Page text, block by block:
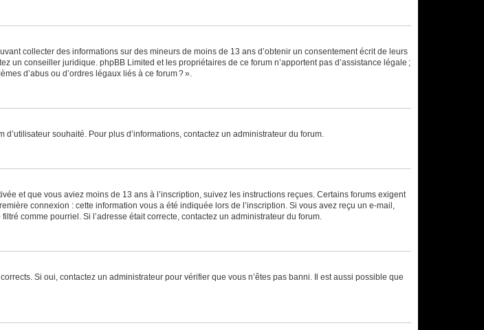
collecter des informations sur des mineurs de moins de 13 ans d’obtenir un consentement écrit de leurs
un conseiller juridique. phpBB Limited et les propriétaires de ce forum n’apportent pas d’assistance légale ;
d’abus ou d’ordres légaux liés à ce forum ? ».
souhaité. Pour plus d’informations, contactez un administrateur du forum.
et que vous aviez moins de 13 ans à l’inscription, suivez les instructions reçues. Certains forums exigent
connexion : cette information vous a été indiquée lors de l’inscription. Si vous avez reçu un e-mail,
comme pourriel. Si l’adresse était correcte, contactez un administrateur du forum.
Si oui, contactez un administrateur pour vérifier que vous n’êtes pas banni. Il est aussi possible que